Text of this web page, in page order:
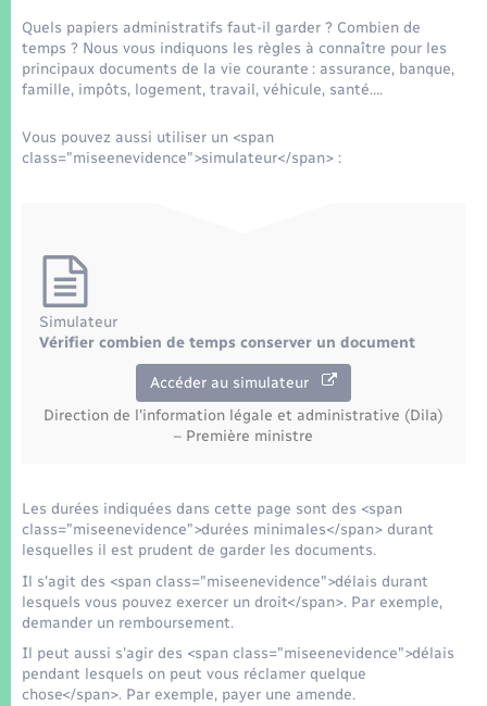
Transports
Voirie et espace public
Quels papiers administratifs faut-il garder ? Combien de
temps ? Nous vous indiquons les règles à connaître pour les
principaux documents de la vie courante : assurance, banque,
famille, impôts, logement, travail, véhicule, santé….
Vous pouvez aussi utiliser un <span
class="miseenevidence">simulateur</span> :
Simulateur
Vérifier combien de temps conserver un document
Accéder au simulateur
Direction de l'information légale et administrative (Dila)
– Première ministre
Les durées indiquées dans cette page sont des <span
class="miseenevidence">durées minimales</span> durant
lesquelles il est prudent de garder les documents.
Il s'agit des <span class="miseenevidence">délais durant
lesquels vous pouvez exercer un droit</span>. Par exemple,
demander un remboursement.
Il peut aussi s'agir des <span class="miseenevidence">délais
pendant lesquels on peut vous réclamer quelque
chose</span>. Par exemple, payer une amende.